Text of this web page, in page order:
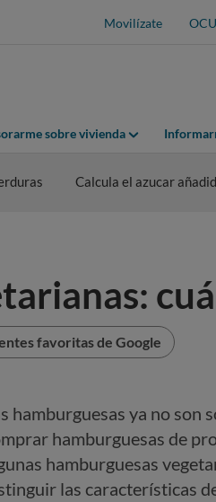
Movilízate
sobre vivienda
Calcula el azucar
favoritas de Google
hamburguesas ya no son
hamburguesas de
hamburguesas
las características